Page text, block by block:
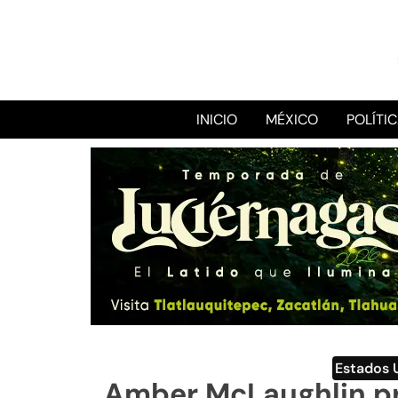
INICIO MÉXICO
Estados